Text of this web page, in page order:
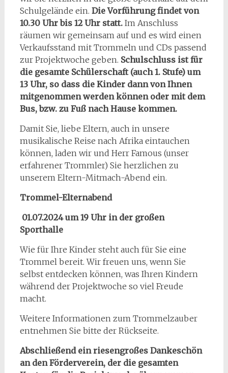
Schulgelände ein. Die Vorführung findet von
10.30 Uhr bis 12 Uhr statt.Im Anschluss
räumen wir gemeinsam auf und es wird einen
Verkaufsstand mit Trommeln und CDs passend
zur Projektwoche geben. Schulschluss ist für
die gesamte Schülerschaft (auch 1. Stufe) um
13 Uhr, so dass die Kinder dann von Ihnen
mitgenommen werden können oder mit dem
Bus, bzw. zu Fuß nach Hause kommen.
Damit Sie, liebe Eltern, auch in unsere
musikalische Reise nach Afrika eintauchen
können, laden wir und Herr Famous (unser
erfahrener Trommler) Sie herzlichen zu
unserem Eltern-Mitmach-Abend ein.
Trommel-Elternabend
01.07.2024 um 19 Uhr in der großen
Sporthalle
Wie für Ihre Kinder steht auch für Sie eine
Trommel bereit. Wir freuen uns, wenn Sie
selbst entdecken können, was Ihren Kindern
während der Projektwoche so viel Freude
macht.
Weitere Informationen zum Trommelzauber
entnehmen Sie bitte der Rückseite.
Abschließend ein riesengroßes Dankeschön
an den Förderverein, der die gesamten